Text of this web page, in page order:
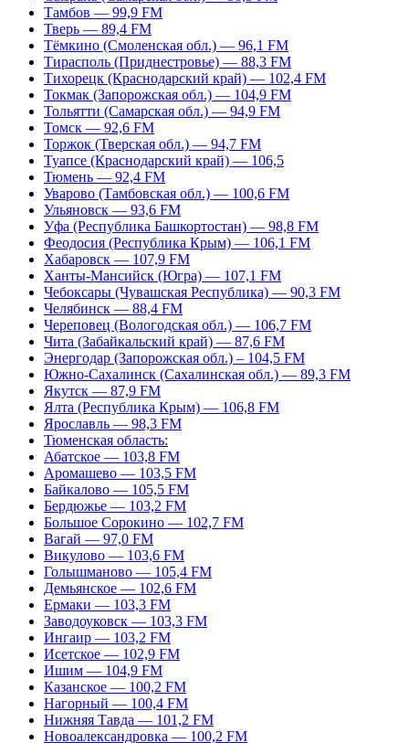
Тамбов — 99,9 FM
Тверь — 89,4 FM
Тёмкино (Смоленская обл.) — 96,1 FM
Тирасполь (Приднестровье) — 88,3 FM
Тихорецк (Краснодарский край) — 102,4 FM
Токмак (Запорожская обл.) — 104,9 FM
Тольятти (Самарская обл.) — 94,9 FM
Томск — 92,6 FM
Торжок (Тверская обл.) — 94,7 FM
Туапсе (Краснодарский край) — 106,5
Тюмень — 92,4 FM
Уварово (Тамбовская обл.) — 100,6 FM
Ульяновск — 93,6 FM
Уфа (Республика Башкортостан) — 98,8 FM
Феодосия (Республика Крым) — 106,1 FM
Хабаровск — 107,9 FM
Ханты-Мансийск (Югра) — 107,1 FM
Чебоксары (Чувашская Республика) — 90,3 FM
Челябинск — 88,4 FM
Череповец (Вологодская обл.) — 106,7 FM
Чита (Забайкальский край) — 87,6 FM
Энергодар (Запорожская обл.) – 104,5 FM
Южно-Сахалинск (Сахалинская обл.) — 89,3 FM
Якутск — 87,9 FM
Ялта (Республика Крым) — 106,8 FM
Ярославль — 98,3 FM
Тюменская область:
Абатское — 103,8 FM
Аромашево — 103,5 FM
Байкалово — 105,5 FM
Бердюжье — 103,2 FM
Большое Сорокино — 102,7 FM
Вагай — 97,0 FM
Викулово — 103,6 FM
Голышманово — 105,4 FM
Демьянское — 102,6 FM
Ермаки — 103,3 FM
Заводоуковск — 103,3 FM
Ингаир — 103,2 FM
Исетское — 102,9 FM
Ишим — 104,9 FM
Казанское — 100,2 FM
Нагорный — 100,4 FM
Нижняя Тавда — 101,2 FM
Новоалександровка — 100,2 FM